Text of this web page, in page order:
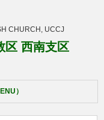
CHURCH, UCCJ
区 西南支区
）